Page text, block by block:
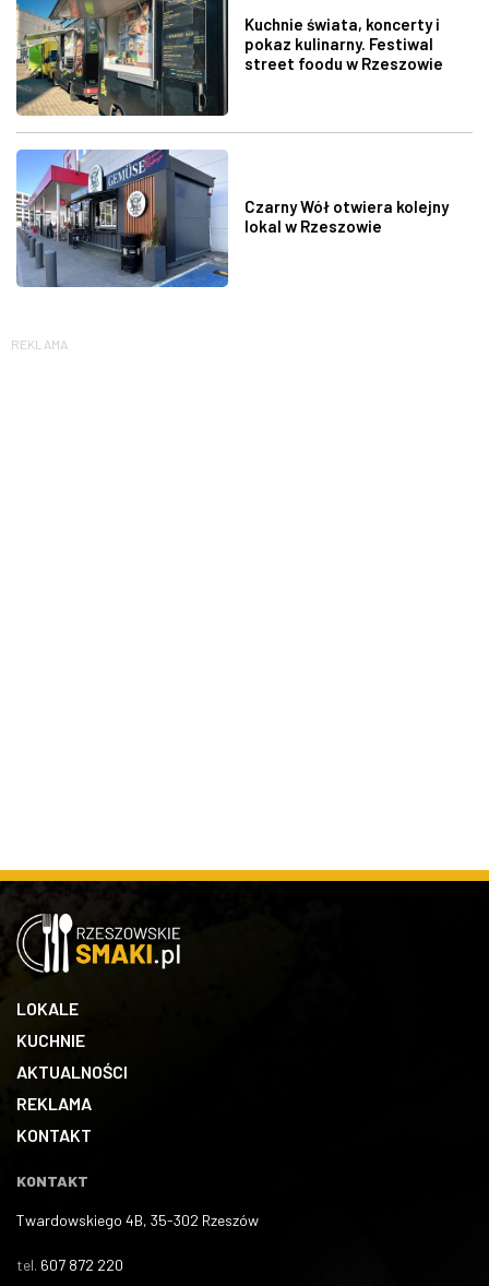
Kuchnie świata, koncerty i
pokaz kulinarny. Festiwal
street foodu w Rzeszowie
Czarny Wół otwiera kolejny
lokal w Rzeszowie
REKLAMA
LOKALE
KUCHNIE
AKTUALNOŚCI
REKLAMA
KONTAKT
KONTAKT
Twardowskiego 4B, 35-302 Rzeszów
tel. 607 872 220